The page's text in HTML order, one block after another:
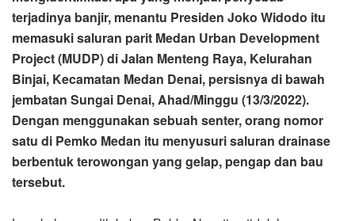
terjadinya banjir, menantu Presiden Joko Widodo itu
memasuki saluran parit Medan Urban Development
Project (MUDP) di Jalan Menteng Raya, Kelurahan
Binjai, Kecamatan Medan Denai, persisnya di bawah
jembatan Sungai Denai, Ahad/Minggu (13/3/2022).
Dengan menggunakan sebuah senter, orang nomor
satu di Pemko Medan itu menyusuri saluran drainase
berbentuk terowongan yang gelap, pengap dan bau
tersebut.